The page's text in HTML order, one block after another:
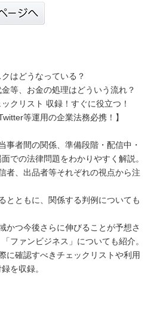
はどうなっている？
金等、お金の処理はどういう流れ？
クリスト 収録！すぐに役立つ！
等運用の企業法務必携！】
事者間の関係、準備段階・配信中・
での法律問題をわかりやすく解説。
者、出品者等それぞれの視点から注
とともに、関係する判例についても
かつ今後さらに伸びることが予想さ
ファンビジネス」についても紹介。
に確認すべきチェックリストや利用
を収録。